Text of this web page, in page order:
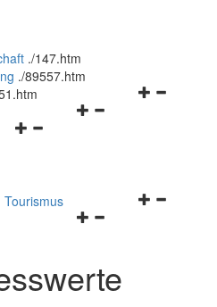
./147.htm
./89557.htm
Navigationsmenü
Navigationsmenü
Navigationsmenü
schließen
Tourismus